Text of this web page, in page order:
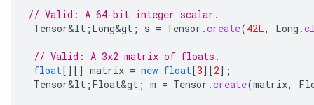
// Valid: A 64-bit integer scalar.
Tensor&lt ; Long&gt ; s = Tensor .create(42L, Long .
// Valid: A 3x2 matrix of floats.
float[][] matrix = new float[3][2] ;
Tensor&lt ; Float&gt ; m = Tensor .create(matrix,